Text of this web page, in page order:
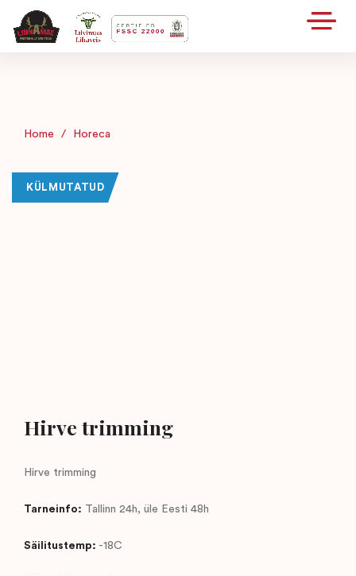
Home / Horeca
KÜLMUTATUD
Hirve trimming
Hirve trimming
Tarneinfo: Tallinn 24h, üle Eesti 48h
Säilitustemp: -18C